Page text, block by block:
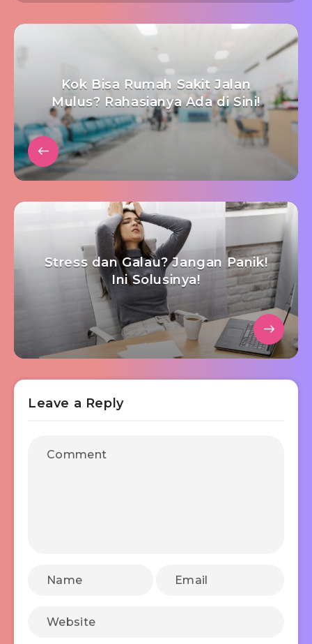
Kok Bisa Rumah Sakit Jalan
Mulus? Rahasianya Ada di Sini!
Stress dan Galau? Jangan Panik!
Ini Solusinya!
Leave a Reply